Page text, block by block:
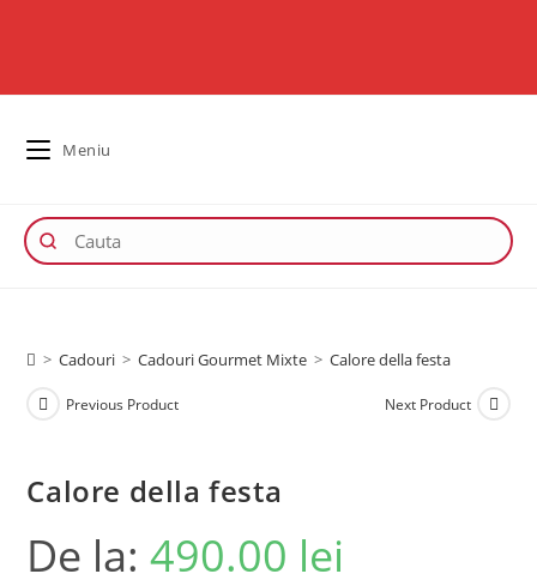
Meniu
> Cadouri > Cadouri Gourmet Mixte > Calore della festa
Previous Product Next Product
Calore della festa
De la:490.00 lei